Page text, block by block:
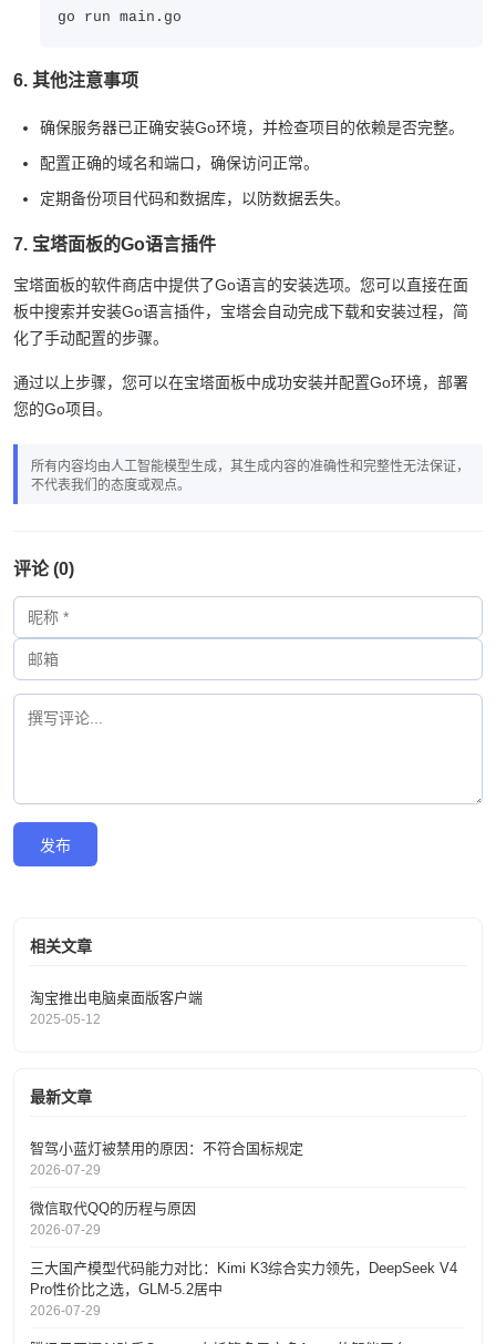
go run main.go
6. 其他注意事项
确保服务器已正确安装Go环境，并检查项目的依赖是否完整。
配置正确的域名和端口，确保访问正常。
定期备份项目代码和数据库，以防数据丢失。
7. 宝塔面板的Go语言插件
宝塔面板的软件商店中提供了Go语言的安装选项。您可以直接在面
板中搜索并安装Go语言插件，宝塔会自动完成下载和安装过程，简
化了手动配置的步骤。
通过以上步骤，您可以在宝塔面板中成功安装并配置Go环境，部署
您的Go项目。
所有内容均由人工智能模型生成，其生成内容的准确性和完整性无法保证，
不代表我们的态度或观点。
评论 (0)
发布
相关文章
淘宝推出电脑桌面版客户端
2025-05-12
最新文章
智驾小蓝灯被禁用的原因：不符合国标规定
2026-07-29
微信取代QQ的历程与原因
2026-07-29
三大国产模型代码能力对比：Kimi K3综合实力领先，DeepSeek V4
Pro性价比之选，GLM-5.2居中
2026-07-29